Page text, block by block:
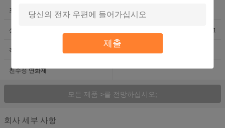
제출
포름알데히드 없는 고정제 실리콘 두꺼워주는 물질
실리콘 블록 공중합체 약한 양 이온성 섬유 유연제 플레이크
직물 연화제 비즈 앤티백 얼룩 작용제
친수성 연화제
모든 제품 >를 전망하십시오;
회사 세부 사항